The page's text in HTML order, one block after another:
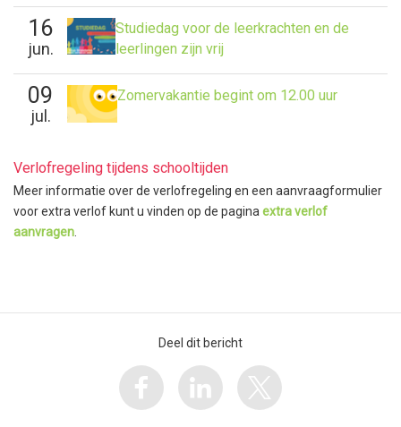
16
jun.
Studiedag voor de leerkrachten en de
leerlingen zijn vrij
09
jul.
Zomervakantie begint om 12.00 uur
Verlofregeling tijdens schooltijden
Meer informatie over de verlofregeling en een aanvraagformulier
voor extra verlof kunt u vinden op de pagina extra verlof
aanvragen
Deel dit bericht